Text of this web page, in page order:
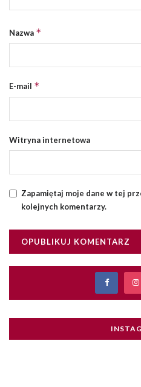
Nazwa *
E-mail *
Witryna internetowa
Zapamiętaj moje dane w tej
kolejnych komentarzy.